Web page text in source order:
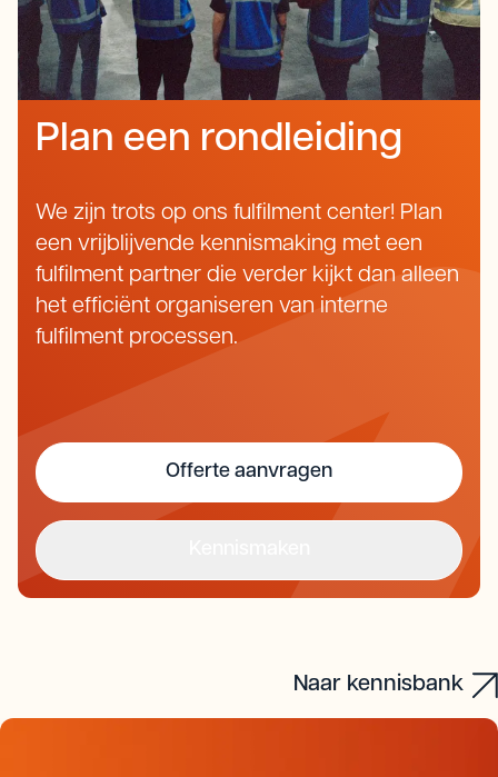
Plan een rondleiding
We zijn trots op ons fulfilment center! Plan
een vrijblijvende kennismaking met een
fulfilment partner die verder kijkt dan alleen
het efficiënt organiseren van interne
fulfilment processen.
Offerte aanvragen
Naar kennisbank